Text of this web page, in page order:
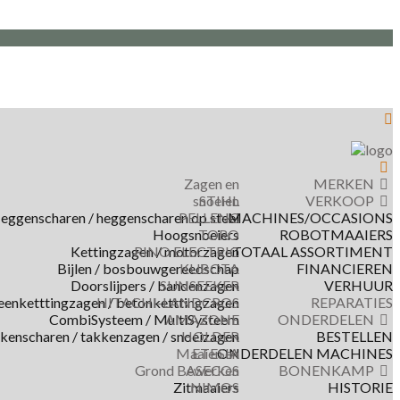
Zagen en
snoeien
/ heggenscharen op steel
Hoogsnoeiers
Kettingzagen / motorzagen
Bijlen / bosbouwgereedschap
Doorslijpers / bandenzagen
/ betonketttingzagen
CombiSysteem / MultiSysteem
/ takkenzagen / snoeizagen
Maaien en
Grond Bewerken
Zitmaaiers
MERKEN
STIHL
PELLENC
TORO
RINO ELECTRIC
KUBOTA
SUNSEEKER
HITACHI-LANDCROS
AMAZONE
HOLDER
ETESIA
ASECOS
NIMOS
VERKOOP
MACHINES/OCCASIONS
ROBOTMAAIERS
TOTAAL ASSORTIMENT
FINANCIEREN
VERHUUR
REPARATIES
ONDERDELEN
BESTELLEN
ONDERDELEN MACHINES
BONENKAMP
HISTORIE